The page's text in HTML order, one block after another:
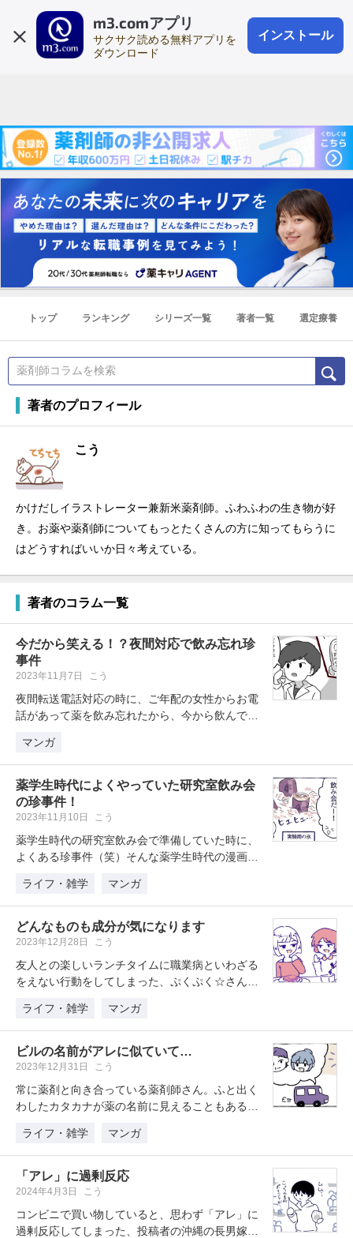
m3.comアプリ
サクサク読める無料アプリを
ダウンロード
インストール
会員登録
登録1分
トップ ランキング シリーズ一覧 著者一覧 選定療養
著者のプロフィール
こう
かけだしイラストレーター兼新米薬剤師。ふわふわの生き物が好
き。お薬や薬剤師についてもっとたくさんの方に知ってもらうに
はどうすればいいか日々考えている。
著者のコラム一覧
今だから笑える！？夜間対応で飲み忘れ珍
事件
2023年11月7日 こう
夜間転送電話対応の時に、ご年配の女性からお電
話があって薬を飲み忘れたから、今から飲んでも
マンガ
薬学生時代によくやっていた研究室飲み会
の珍事件！
2023年11月10日 こう
薬学生時代の研究室飲み会で準備していた時に、
よくある珍事件（笑）そんな薬学生時代の漫画ネ
ライフ・雑学
マンガ
どんなものも成分が気になります
2023年12月28日 こう
友人との楽しいランチタイムに職業病といわざる
をえない行動をしてしまった、ぷくぷく☆さん。
ライフ・雑学
マンガ
ビルの名前がアレに似ていて…
2023年12月31日 こう
常に薬剤と向き合っている薬剤師さん。ふと出く
わしたカタカナが薬の名前に見えることもあるよ
ライフ・雑学
マンガ
「アレ」に過剰反応
2024年4月3日 こう
コンビニで買い物していると、思わず「アレ」に
過剰反応してしまった、投稿者の沖縄の長男嫁さ